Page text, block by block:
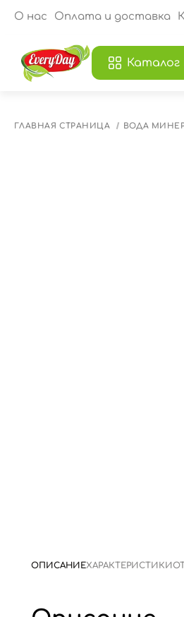
О нас Оплата и доставка
ГЛАВНАЯ СТРАНИЦА ВОДА
ОПИСАНИЕХАРАКТЕРИСТИКИ